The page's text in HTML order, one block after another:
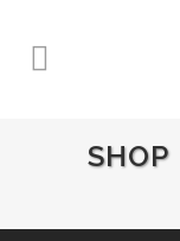
SHOP